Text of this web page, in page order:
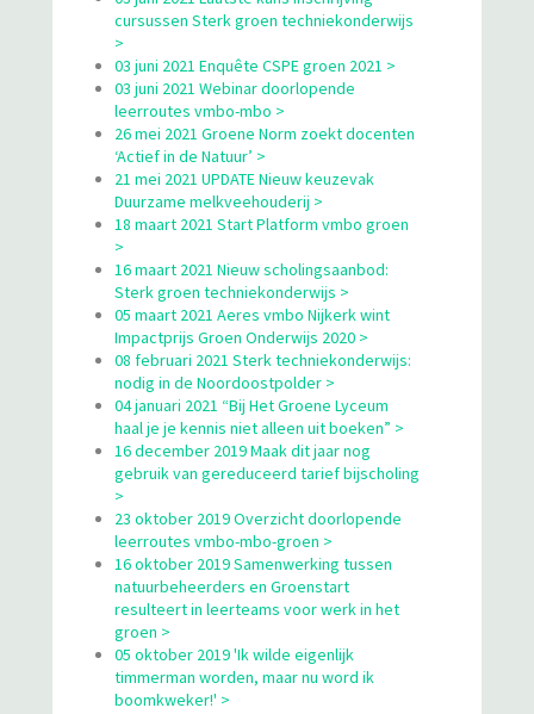
cursussen Sterk groen techniekonderwijs
>
03 juni 2021 Enquête CSPE groen 2021 >
03 juni 2021 Webinar doorlopende
leerroutes vmbo-mbo >
26 mei 2021 Groene Norm zoekt docenten
‘Actief in de Natuur’ >
21 mei 2021 UPDATE Nieuw keuzevak
Duurzame melkveehouderij >
18 maart 2021 Start Platform vmbo groen
>
16 maart 2021 Nieuw scholingsaanbod:
Sterk groen techniekonderwijs >
05 maart 2021 Aeres vmbo Nijkerk wint
Impactprijs Groen Onderwijs 2020 >
08 februari 2021 Sterk techniekonderwijs:
nodig in de Noordoostpolder >
04 januari 2021 “Bij Het Groene Lyceum
haal je je kennis niet alleen uit boeken” >
16 december 2019 Maak dit jaar nog
gebruik van gereduceerd tarief bijscholing
>
23 oktober 2019 Overzicht doorlopende
leerroutes vmbo-mbo-groen >
16 oktober 2019 Samenwerking tussen
natuurbeheerders en Groenstart
resulteert in leerteams voor werk in het
groen >
05 oktober 2019 'Ik wilde eigenlijk
timmerman worden, maar nu word ik
boomkweker!' >